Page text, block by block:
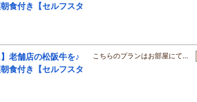
食付き【セルフスタ
老舗店の松阪牛を♪
食付き【セルフスタ
こちらのプランはお部屋にて…